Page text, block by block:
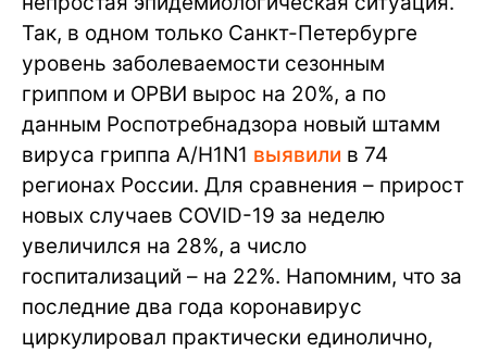
Так, в одном только Санкт-Петербурге
уровень заболеваемости сезонным
гриппом и ОРВИ вырос на 20%, а по
данным Роспотребнадзора новый штамм
вируса гриппа А/H1N1 выявили в 74
регионах России. Для сравнения – прирост
новых случаев COVID-19 за неделю
увеличился на 28%, а число
госпитализаций – на 22%. Напомним, что за
последние два года коронавирус
циркулировал практически единолично,